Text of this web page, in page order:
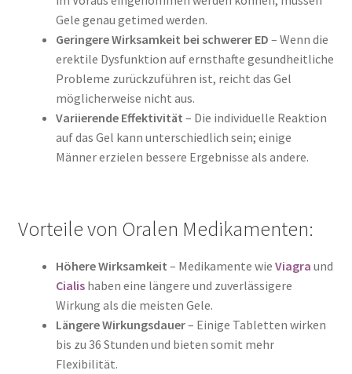
Gele genau getimed werden.
Geringere Wirksamkeit bei schwerer ED – Wenn die
erektile Dysfunktion auf ernsthafte gesundheitliche
Probleme zurückzuführen ist, reicht das Gel
möglicherweise nicht aus.
Variierende Effektivität – Die individuelle Reaktion
auf das Gel kann unterschiedlich sein; einige
Männer erzielen bessere Ergebnisse als andere.
Vorteile von Oralen Medikamenten:
Höhere Wirksamkeit – Medikamente wie Viagra und
Cialis haben eine längere und zuverlässigere
Wirkung als die meisten Gele.
Längere Wirkungsdauer– Einige Tabletten wirken
bis zu 36 Stunden und bieten somit mehr
Flexibilität.